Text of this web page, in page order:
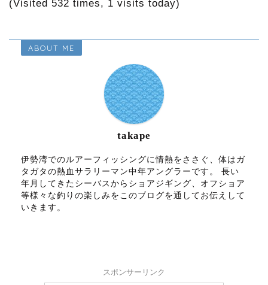
(Visited 532 times, 1 visits today)
ABOUT ME
takape
伊勢湾でのルアーフィッシングに情熱をささぐ、体はガ
タガタの熱血サラリーマン中年アングラーです。 長い
年月してきたシーバスからショアジギング、オフショア
等様々な釣りの楽しみをこのブログを通してお伝えして
いきます。
スポンサーリンク